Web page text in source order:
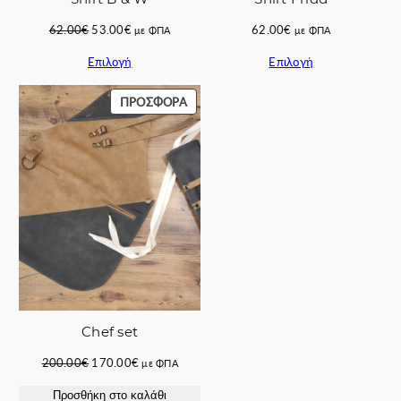
62.00€ Original
was:
62.00€.
53.00€Η
τιμή
είναι:
53.00€.
με ΦΠΑ
Επιλογή
62.00€ με ΦΠΑ
Επιλογή
ΠΡΟΣΦΟΡΆΠΡΟΪΌΝ
ΣΕ
ΠΡΟΣΦΟΡΆ
Chef set
200.00€ Original
was:
170.00€Η
τιμή
με ΦΠΑ
Προσθήκη στο καλάθι